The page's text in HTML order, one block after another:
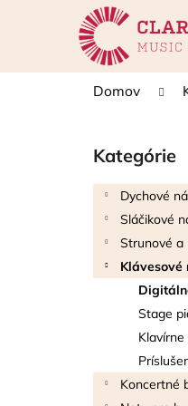
Domov
Preskočiť
kategórie
Kategórie
Dychové
Sláčikové
Strunové a
Klávesové
Stage
Koncertné
í
Späť
do
Späť
do